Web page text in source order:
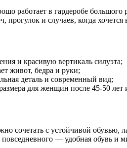
работает в гардеробе
прогулок и случаев, когда
и красивую вертикаль силуэта;
живот, бедра и руки;
деталь и современный вид;
для женщин после 45-50 лет
сочетать с устойчивой
— удобная обувь и